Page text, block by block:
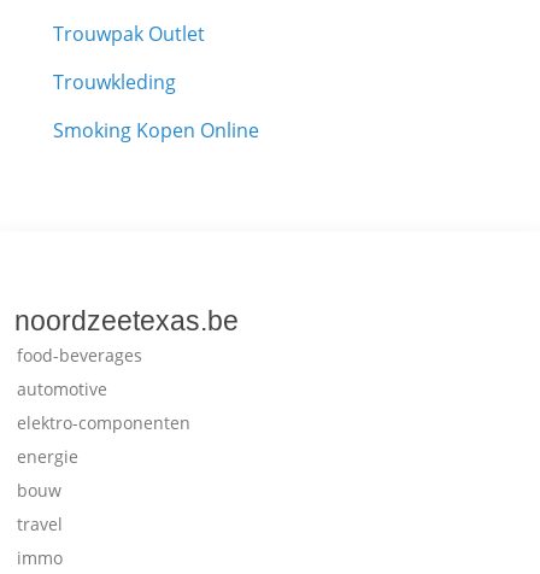
Trouwpak Outlet
Trouwkleding
Smoking Kopen Online
noordzeetexas.be
food-beverages
automotive
elektro-componenten
energie
bouw
travel
immo